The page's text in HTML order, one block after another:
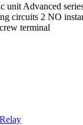
unit Advanced
circuits 2 NO
terminal
Relay